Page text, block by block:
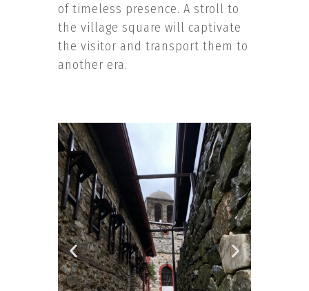
of timeless presence. A stroll to
the village square will captivate
the visitor and transport them to
another era.